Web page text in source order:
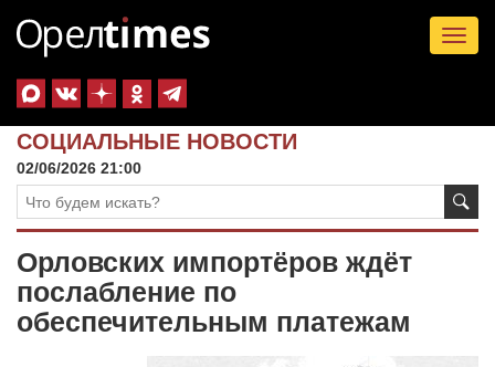
СОЦИАЛЬНЫЕ НОВОСТИ
02/06/2026 21:00
Орловских импортёров ждёт
послабление по
обеспечительным платежам